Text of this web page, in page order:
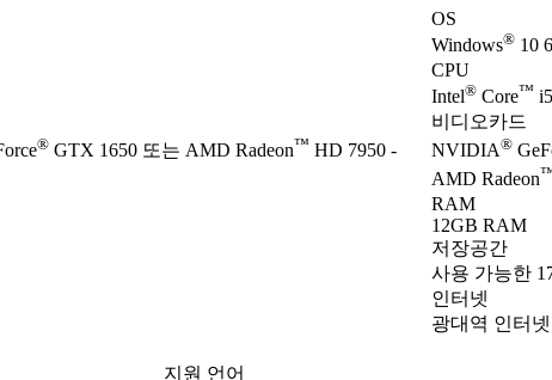
® GTX 1650 또는 AMD Radeon™ HD 7950 -
OS
Windows® 10
CPU
Intel® Core™
비디오카드
NVIDIA®
AMD Radeon
RAM
12GB RAM
저장공간
사용 가능한
인터넷
광대역 인터
지원 언어